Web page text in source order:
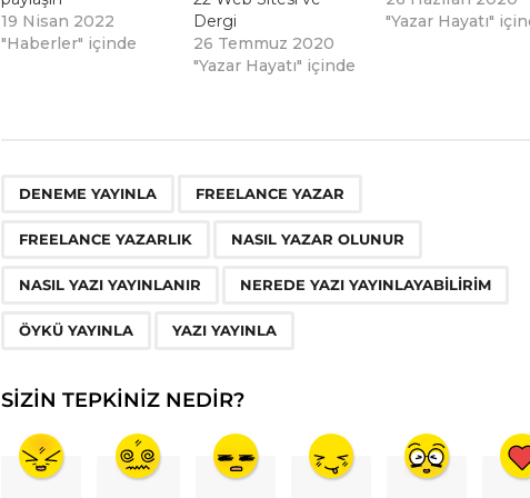
19 Nisan 2022
"Haberler" içinde
Dergi
26 Temmuz 2020
"Yazar Hayatı" içinde
"Yazar Hayatı"
DENEME YAYINLA FREELANCE YAZAR
FREELANCE YAZARLIK NASIL YAZAR OLUNUR
NASIL YAZI YAYINLANIR NEREDE YAZI YAYINLAYABILIRIM
ÖYKÜ YAYINLA YAZI YAYINLA
SIZIN TEPKINIZ NEDIR?